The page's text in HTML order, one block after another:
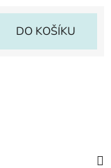
DO KOŠÍKU